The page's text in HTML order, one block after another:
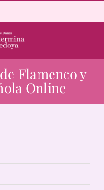
Flamenco y
Online